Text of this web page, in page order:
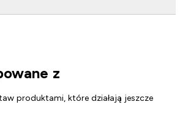
z
produktami, które działają jeszcze